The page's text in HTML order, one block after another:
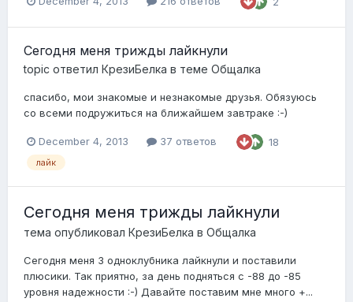
Сегодня меня трижды лайкнули
topic ответил КрезиБелка в теме Общалка
спасибо, мои знакомые и незнакомые друзья. Обязуюсь
со всеми подружиться на ближайшем завтраке :-)
December 4, 2013 37 ответов 18
лайк
Сегодня меня трижды лайкнули
тема опубликовал КрезиБелка в Общалка
Сегодня меня 3 одноклубника лайкнули и поставили
плюсики. Так приятно, за день подняться с -88 до -85
уровня надежности :-) Давайте поставим мне много +...